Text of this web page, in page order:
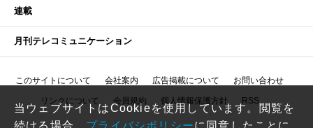
連載
月刊テレコミュニケーション
このサイトについて 会社案内 広告掲載について お問い合わせ
リンクについて 会員規約 個人情報保護方針 RSS
当ウェブサイトはCookieを使用しています。閲覧を
続ける場合、 プライバシポリシーに同意したことに